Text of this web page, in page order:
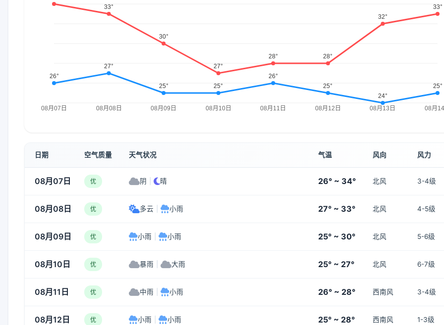
日期 空气质量 天气状况 气温 风向 风力
08月07日 优 阴 晴 26° ~ 34° 北风 3-4级
08月08日 优 多云 小雨 27° ~ 33° 北风 4-5级
08月09日 优 小雨 小雨 25° ~ 30° 北风 5-6级
08月10日 优 暴雨 大雨 25° ~ 27° 北风 6-7级
08月11日 优 中雨 小雨 26° ~ 28° 西南风 3-4级
08月12日 优 小雨 小雨 25° ~ 28° 西南风 1-3级